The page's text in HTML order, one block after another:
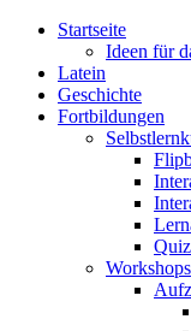
Startseite
Ideen für
Latein
Geschichte
Fortbildungen
Workshops